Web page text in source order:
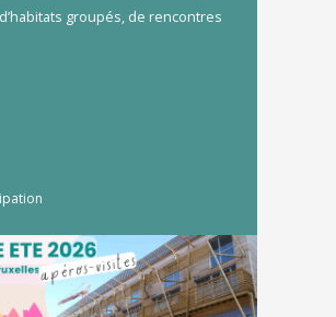
groupés, de rencontres